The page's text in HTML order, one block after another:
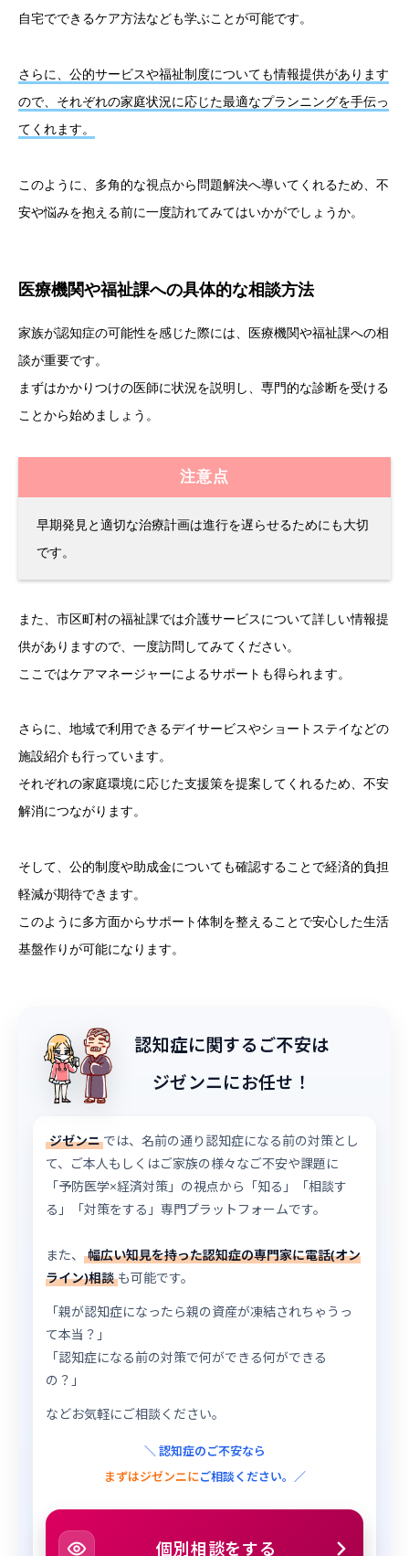
自宅でできるケア方法なども学ぶことが可能です。
さらに、公的サービスや福祉制度についても情報提供があります
ので、それぞれの家庭状況に応じた最適なプランニングを手伝っ
てくれます。
このように、多角的な視点から問題解決へ導いてくれるため、不
安や悩みを抱える前に一度訪れてみてはいかがでしょうか。
医療機関や福祉課への具体的な相談方法
家族が認知症の可能性を感じた際には、医療機関や福祉課への相
談が重要です。
まずはかかりつけの医師に状況を説明し、専門的な診断を受ける
ことから始めましょう。
注意点
早期発見と適切な治療計画は進行を遅らせるためにも大切
です。
また、市区町村の福祉課では介護サービスについて詳しい情報提
供がありますので、一度訪問してみてください。
ここではケアマネージャーによるサポートも得られます。
さらに、地域で利用できるデイサービスやショートステイなどの
施設紹介も行っています。
それぞれの家庭環境に応じた支援策を提案してくれるため、不安
解消につながります。
そして、公的制度や助成金についても確認することで経済的負担
軽減が期待できます。
このように多方面からサポート体制を整えることで安心した生活
基盤作りが可能になります。
認知症に関するご不安は
ジゼンニにお任せ！
ジゼンニ では、名前の通り認知症になる前の対策とし
て、ご本人もしくはご家族の様々なご不安や課題に
「予防医学×経済対策」の視点から「知る」「相談す
る」「対策をする」専門プラットフォームです。
また、
幅広い知見を持った認知症の専門家に電話(オン
ライン)相談も可能です。
「親が認知症になったら親の資産が凍結されちゃうっ
て本当？」
「認知症になる前の対策で何ができる何ができる
の？」
などお気軽にご相談ください。
＼ 認知症のご不安なら
まずはジゼンニにご相談ください。／
個別相談をする